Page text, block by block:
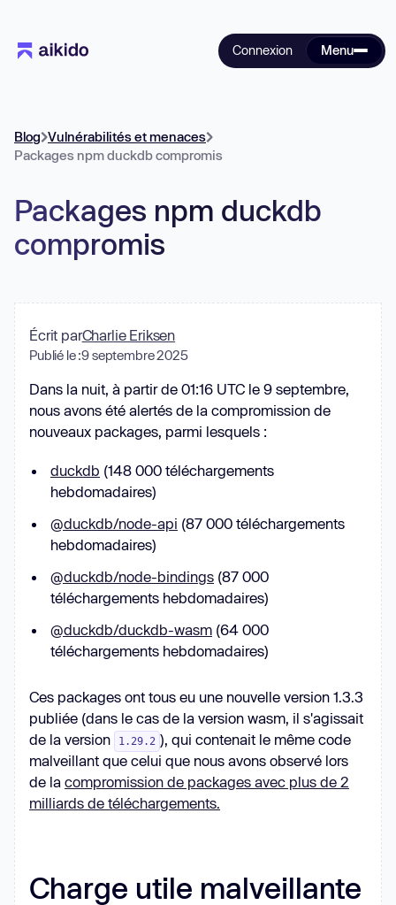
Connexion Menu
Blog Vulnérabilités et menaces
Packages npm duckdb compromis
Packages npm duckdb
compromis
Écrit parCharlie Eriksen
Publié le :9 septembre 2025
Dans la nuit, à partir de 01:16 UTC le 9 septembre,
nous avons été alertés de la compromission de
nouveaux packages, parmi lesquels :
duckdb (148 000 téléchargements
hebdomadaires)
@duckdb/node-api (87 000 téléchargements
hebdomadaires)
@duckdb/node-bindings (87 000
téléchargements hebdomadaires)
@duckdb/duckdb-wasm (64 000
téléchargements hebdomadaires)
Ces packages ont tous eu une nouvelle version 1.3.3
publiée (dans le cas de la version wasm, il s'agissait
de la version
1.29.2 ), qui contenait le même code
malveillant que celui que nous avons observé lors
de la compromission de packages avec plus de 2
milliards de téléchargements.
Charge utile malveillante